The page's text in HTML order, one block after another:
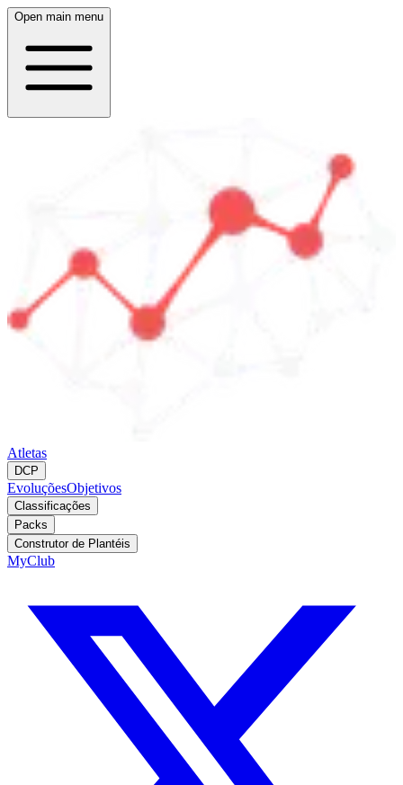
Open main menu
Atletas
DCP
EvoluçõesObjetivos
Classificações
Packs
Construtor de Plantéis
MyClub